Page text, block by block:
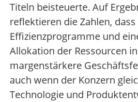
Titeln beisteuerte. Auf
reflektieren die Zahlen, dass
Effizienzprogramme und
Allokation der Ressourcen in
margenstärkere
auch wenn der Konzern
Technologie und